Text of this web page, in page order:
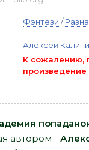
Фэнтези /
Алексей
К сожалению,
автором -